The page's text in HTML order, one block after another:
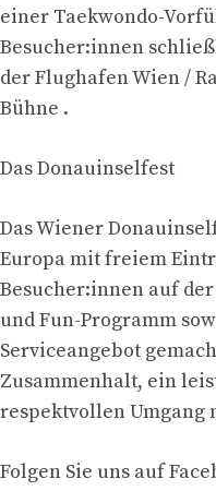
einer Taekwondo-
Besucher:innen
der Flughafen Wien /
Bühne .
Das Donauinselfest
Das Wiener
Europa mit freiem
Besucher:innen auf
und Fun-Programm
Serviceangebot
Zusammenhalt, ein
respektvollen Umgang
Folgen Sie uns auf